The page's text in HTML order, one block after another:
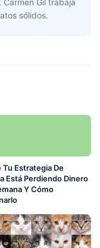
sólidos.
Tu Estrategia De
Está Perdiendo Dinero
Y Cómo